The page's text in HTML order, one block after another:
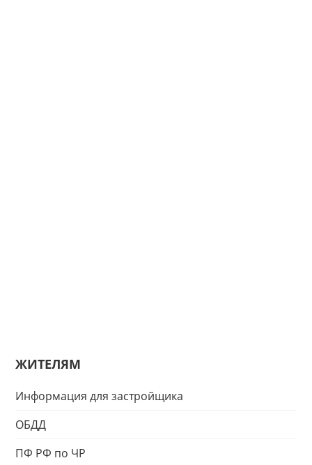
ЖИТЕЛЯМ
Информация для застройщика
ОБДД
ПФ РФ по ЧР